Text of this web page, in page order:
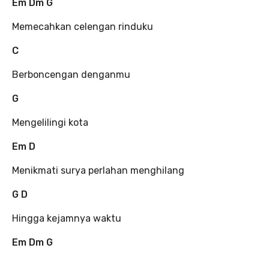
Em Dm G
Memecahkan celengan rinduku
C
Berboncengan denganmu
G
Mengelilingi kota
Em D
Menikmati surya perlahan menghilang
G D
Hingga kejamnya waktu
Em Dm G